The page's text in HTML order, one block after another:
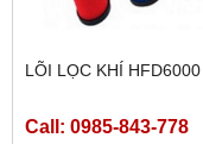
LÕI LỌC KHÍ HFD6000
Call: 0985-843-778